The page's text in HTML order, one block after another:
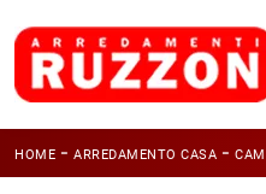
HOME - ARREDAMENTO CASA -